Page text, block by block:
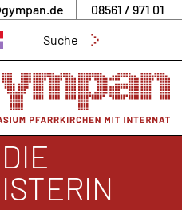
08561 / 971 01
nach: